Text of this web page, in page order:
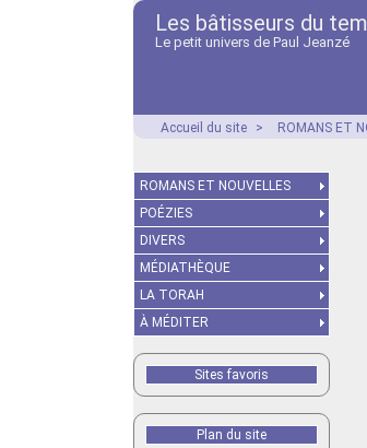
Les bâtisseurs du
Le petit univers de Paul Jeanzé
Accueil du site > ROMANS ET
ROMANS ET NOUVELLES
POÉZIES
DIVERS
MÉDIATHÈQUE
LA TORAH
À MÉDITER
Sites favoris
Plan du site